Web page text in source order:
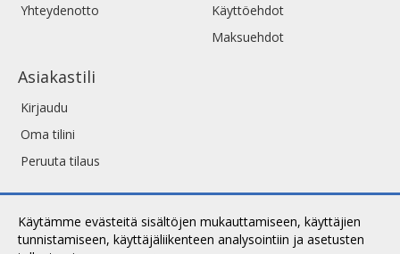
Käytämme evästeitä sisältöjen mukauttamiseen, käyttäjien
tunnistamiseen, käyttäjäliikenteen analysointiin ja asetusten
Yhteydenotto
Käyttöehdot
Maksuehdot
Asiakastili
Kirjaudu
Oma tilini
Peruuta tilaus